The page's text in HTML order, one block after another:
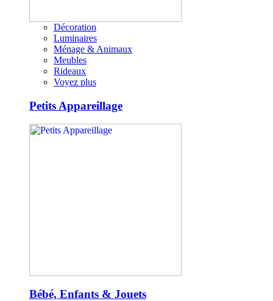
Décoration
Luminaires
Ménage & Animaux
Meubles
Rideaux
Voyez plus
Petits Appareillage
Bébé, Enfants & Jouets